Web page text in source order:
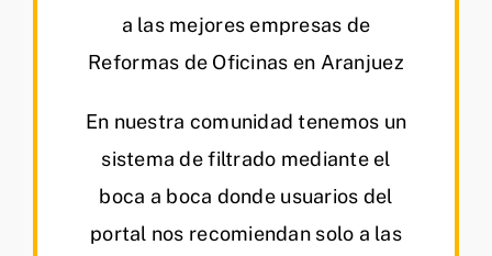
a las mejores empresas de
Reformas de Oficinas en Aranjuez
En nuestra comunidad tenemos un
sistema de filtrado mediante el
boca a boca donde usuarios del
portal nos recomiendan solo a las